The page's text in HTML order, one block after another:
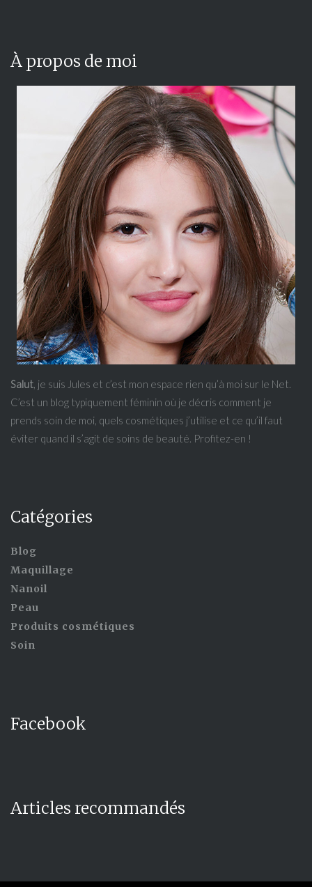
À propos de moi
Salut , je suis Jules et c’est mon espace rien qu’à moi sur le Net.
C’est un blog typiquement féminin où je décris comment je
prends soin de moi, quels cosmétiques j’utilise et ce qu’il faut
éviter quand il s’agit de soins de beauté. Profitez-en !
Catégories
Blog
Maquillage
Nanoil
Peau
Produits cosmétiques
Soin
Facebook
Articles recommandés